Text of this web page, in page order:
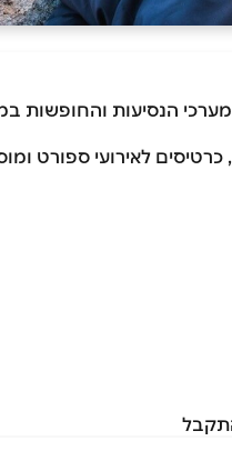
כולל של כלל מערכי הנסיעות
לאירועי ספורט